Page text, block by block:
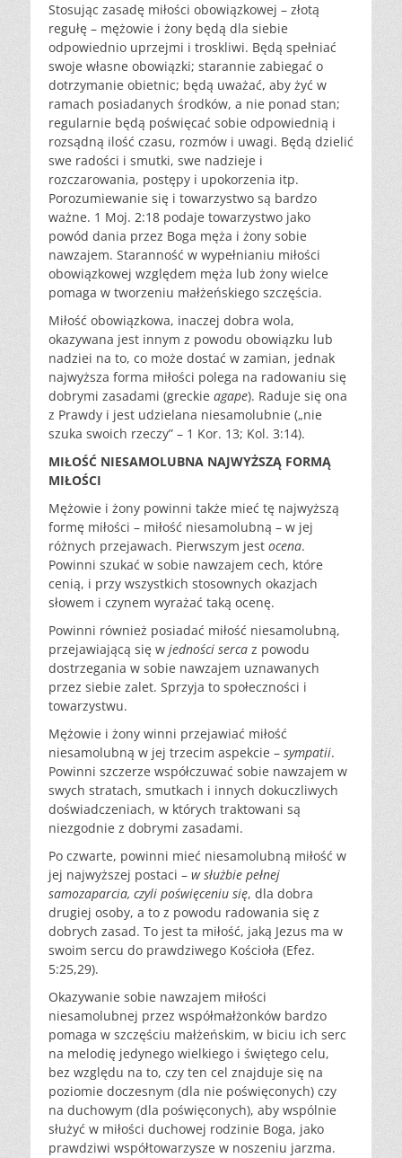
Stosując zasadę miłości obowiązkowej – złotą
regułę – mężowie i żony będą dla siebie
odpowiednio uprzejmi i troskliwi. Będą spełniać
swoje własne obowiązki; starannie zabiegać o
dotrzymanie obietnic; będą uważać, aby żyć w
ramach posiadanych środków, a nie ponad stan;
regularnie będą poświęcać sobie odpowiednią i
rozsądną ilość czasu, rozmów i uwagi. Będą dzielić
swe radości i smutki, swe nadzieje i
rozczarowania, postępy i upokorzenia itp.
Porozumiewanie się i towarzystwo są bardzo
ważne. 1 Moj. 2:18 podaje towarzystwo jako
powód dania przez Boga męża i żony sobie
nawzajem. Staranność w wypełnianiu miłości
obowiązkowej względem męża lub żony wielce
pomaga w tworzeniu małżeńskiego szczęścia.
Miłość obowiązkowa, inaczej dobra wola,
okazywana jest innym z powodu obowiązku lub
nadziei na to, co może dostać w zamian, jednak
najwyższa forma miłości polega na radowaniu się
dobrymi zasadami (greckie agape). Raduje się ona
z Prawdy i jest udzielana niesamolubnie („nie
szuka swoich rzeczy” – 1 Kor. 13; Kol. 3:14).
MIŁOŚĆ NIESAMOLUBNA NAJWYŻSZĄ FORMĄ
MIŁOŚCI
Mężowie i żony powinni także mieć tę najwyższą
formę miłości – miłość niesamolubną – w jej
różnych przejawach. Pierwszym jest ocena.
Powinni szukać w sobie nawzajem cech, które
cenią, i przy wszystkich stosownych okazjach
słowem i czynem wyrażać taką ocenę.
Powinni również posiadać miłość niesamolubną,
przejawiającą się w jedności serca z powodu
dostrzegania w sobie nawzajem uznawanych
przez siebie zalet. Sprzyja to społeczności i
towarzystwu.
Mężowie i żony winni przejawiać miłość
niesamolubną w jej trzecim aspekcie – sympatii.
Powinni szczerze współczuwać sobie nawzajem w
swych stratach, smutkach i innych dokuczliwych
doświadczeniach, w których traktowani są
niezgodnie z dobrymi zasadami.
Po czwarte, powinni mieć niesamolubną miłość w
jej najwyższej postaci – w służbie pełnej
samozaparcia, czyli poświęceniu się, dla dobra
drugiej osoby, a to z powodu radowania się z
dobrych zasad. To jest ta miłość, jaką Jezus ma w
swoim sercu do prawdziwego Kościoła (Efez.
5:25,29).
Okazywanie sobie nawzajem miłości
niesamolubnej przez współmałżonków bardzo
pomaga w szczęściu małżeńskim, w biciu ich serc
na melodię jedynego wielkiego i świętego celu,
bez względu na to, czy ten cel znajduje się na
poziomie doczesnym (dla nie poświęconych) czy
na duchowym (dla poświęconych), aby wspólnie
służyć w miłości duchowej rodzinie Boga, jako
prawdziwi współtowarzysze w noszeniu jarzma.